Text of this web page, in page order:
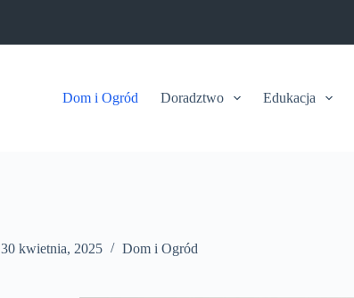
Dom i Ogród Doradztwo Edukacja
30 kwietnia, 2025 Dom i Ogród